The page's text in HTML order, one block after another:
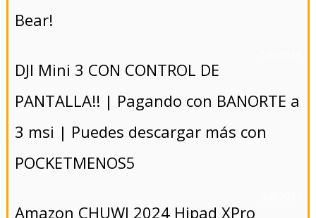
Bear!
DJI Mini 3 CON CONTROL DE
PANTALLA!! | Pagando con BANORTE a
3 msi | Puedes descargar más con
POCKETMENOS5
Amazon CHUWI 2024 Hipad XPro